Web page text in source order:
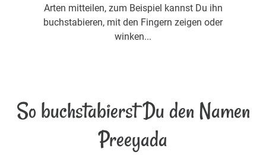
Arten mitteilen, zum Beispiel kannst Du ihn
buchstabieren, mit den Fingern zeigen oder
winken...
So buchstabierst Du den Namen
Preeyada